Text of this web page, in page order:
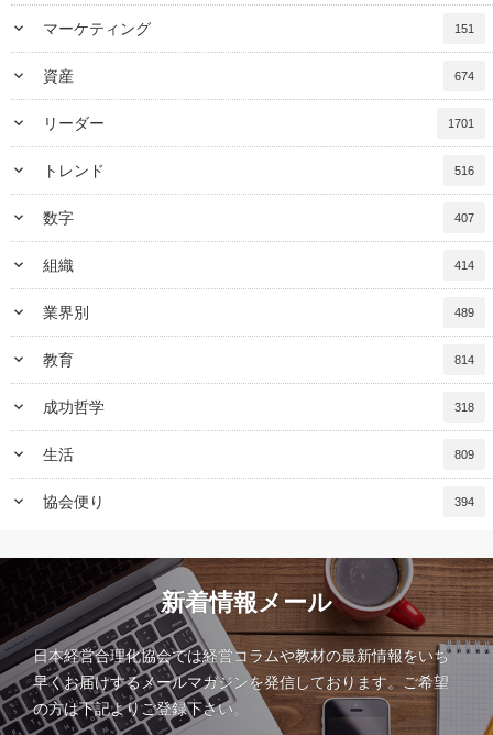
keyboard_arrow_down マーケティング 151
keyboard_arrow_down 資産 674
keyboard_arrow_down リーダー 1701
keyboard_arrow_down トレンド 516
keyboard_arrow_down 数字 407
keyboard_arrow_down 組織 414
keyboard_arrow_down 業界別 489
keyboard_arrow_down 教育 814
keyboard_arrow_down 成功哲学 318
keyboard_arrow_down 生活 809
keyboard_arrow_down 協会便り 394
新着情報メール
日本経営合理化協会では経営コラムや教材の最新情報をいち
早くお届けするメールマガジンを発信しております。ご希望
の方は下記よりご登録下さい。